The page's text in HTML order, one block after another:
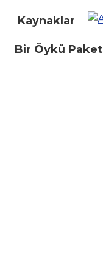
Kaynaklar
Bir Öykü